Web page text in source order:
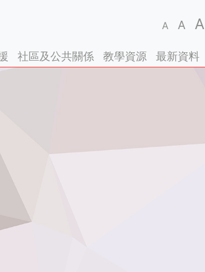
A A A
社區及公共關係 教學資源 最新資料